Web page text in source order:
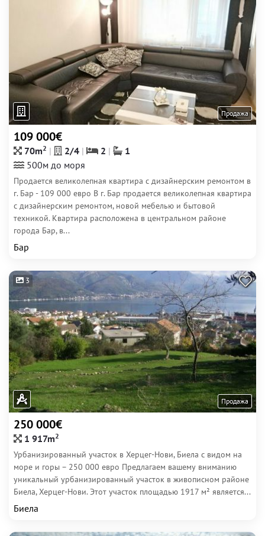
Продажа
109 000€
70m2 2/4 2
1
500м до моря
Продается великолепная квартира с дизайнерским ремонтом в
г. Бар - 109 000 евро В г. Бар продается великолепная квартира
с дизайнерским ремонтом, новой мебелью и бытовой
техникой. Квартира расположена в центральном районе
города Бар, в...
Бар
3
Продажа
250 000€
1 917m2
Урбанизированный участок в Херцег-Нови, Биела с видом на
море и горы – 250 000 евро Предлагаем вашему вниманию
уникальный урбанизированный участок в живописном районе
Биела, Херцег-Нови. Этот участок площадью 1917 м² является...
Биела